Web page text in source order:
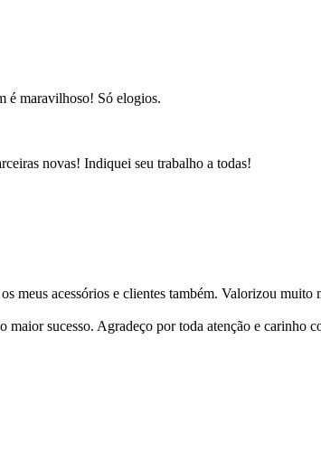
é maravilhoso! Só elogios.
novas! Indiquei seu trabalho a todas!
meus acessórios e clientes também. Valorizou muito
sucesso. Agradeço por toda atenção e carinho